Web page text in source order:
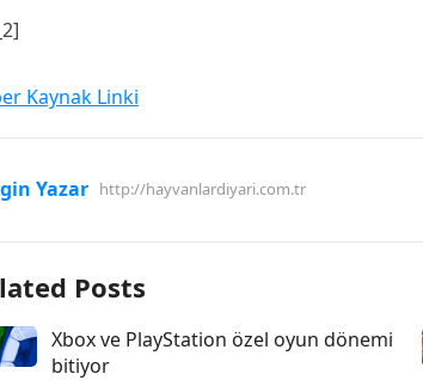
Kaynak Linki
Yazar http://hayvanlardiyari.com.tr
Posts
Xbox ve PlayStation özel oyun dönemi
bitiyor